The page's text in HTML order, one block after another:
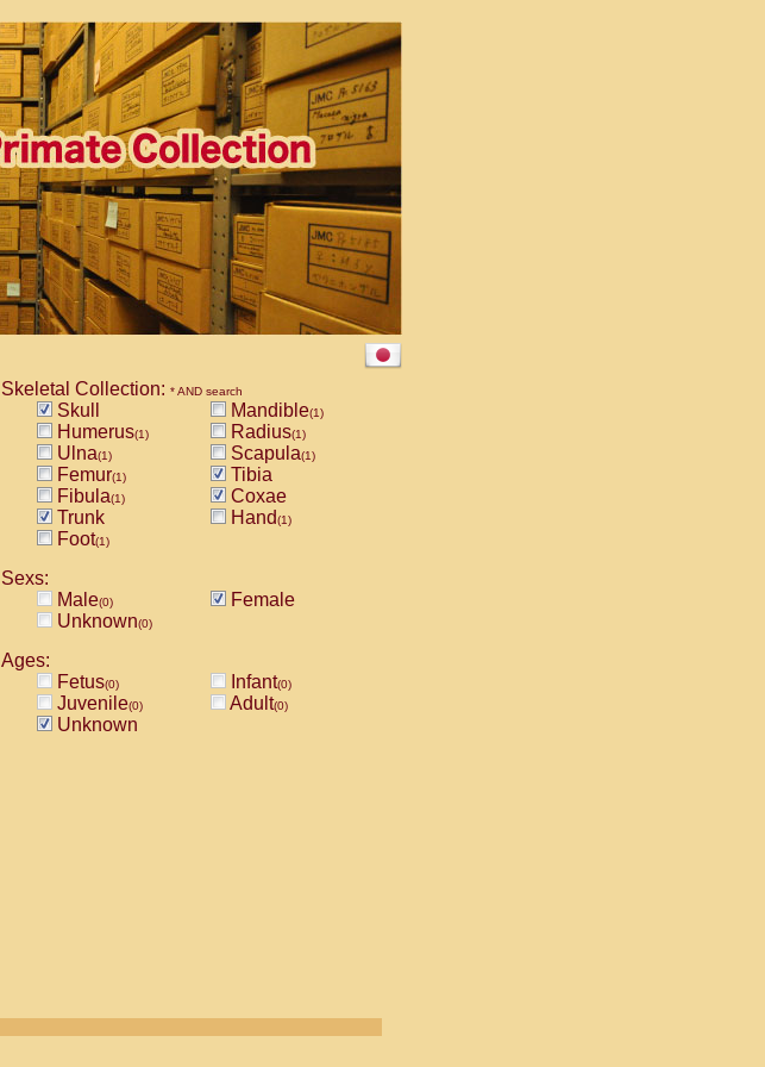
Skeletal Collection: * AND search
Skull Mandible(1)
Humerus(1) Radius(1)
Ulna(1) Scapula(1)
Femur(1)
Tibia
Fibula(1)
Coxae
Trunk
Hand(1)
Foot(1)
Sexs:
Male(0)
Female
Unknown(0)
Ages:
Fetus(0) Infant(0)
Juvenile(0) Adult(0)
Unknown